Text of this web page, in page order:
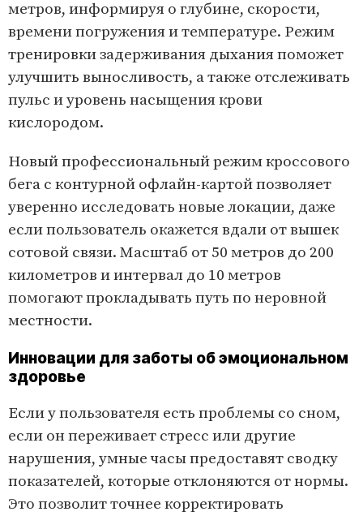
метров, информируя о глубине, скорости,
времени погружения и температуре. Режим
тренировки задерживания дыхания поможет
улучшить выносливость, а также отслеживать
пульс и уровень насыщения крови
кислородом.
Новый профессиональный режим кроссового
бега с контурной офлайн-картой позволяет
уверенно исследовать новые локации, даже
если пользователь окажется вдали от вышек
сотовой связи. Масштаб от 50 метров до 200
километров и интервал до 10 метров
помогают прокладывать путь по неровной
местности.
Инновации для заботы об эмоциональном
здоровье
Если у пользователя есть проблемы со сном,
если он переживает стресс или другие
нарушения, умные часы предоставят сводку
показателей, которые отклоняются от нормы.
Это позволит точнее корректировать